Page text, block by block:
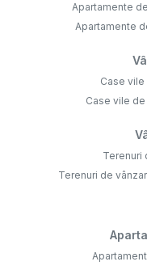
Apartamente
Apartamente
Case vile
Case vile de
Terenuri
Terenuri de